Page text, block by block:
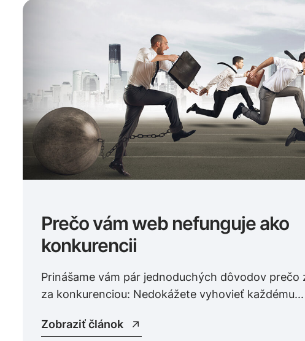
Prečo vám web nefunguje ako
konkurencii
Prinášame vám pár jednoduchých dôvodov prečo
za konkurenciou: Nedokážete vyhovieť každému...
Zobraziť článok